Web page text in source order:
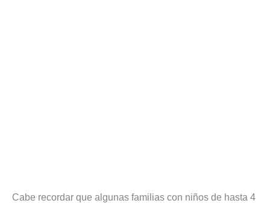
Cabe recordar que algunas familias con niños de hasta 4